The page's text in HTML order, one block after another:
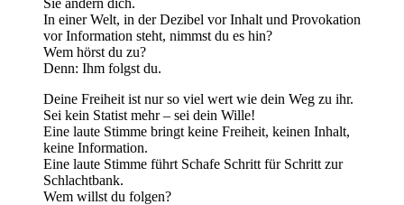
In einer Welt, in der Dezibel vor Inhalt und Provokation
vor Information steht, nimmst du es hin?
Wem hörst du zu?
Denn: Ihm folgst du.
Deine Freiheit ist nur so viel wert wie dein Weg zu ihr.
Sei kein Statist mehr – sei dein Wille!
Eine laute Stimme bringt keine Freiheit, keinen Inhalt,
keine Information.
Eine laute Stimme führt Schafe Schritt für Schritt zur
Schlachtbank.
Wem willst du folgen?